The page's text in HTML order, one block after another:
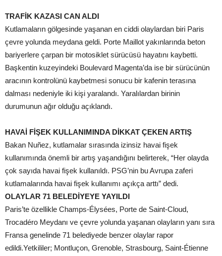
TRAFİK KAZASI CAN ALDI
Kutlamaların gölgesinde yaşanan en ciddi olaylardan biri Paris
çevre yolunda meydana geldi. Porte Maillot yakınlarında beton
bariyerlere çarpan bir motosiklet sürücüsü hayatını kaybetti.
Başkentin kuzeyindeki Boulevard Magenta’da ise bir sürücünün
aracının kontrolünü kaybetmesi sonucu bir kafenin terasına
dalması nedeniyle iki kişi yaralandı. Yaralılardan birinin
durumunun ağır olduğu açıklandı.
HAVAİ FİŞEK KULLANIMINDA DİKKAT ÇEKEN ARTIŞ
Bakan Nuñez, kutlamalar sırasında izinsiz havai fişek
kullanımında önemli bir artış yaşandığını belirterek, “Her olayda
çok sayıda havai fişek kullanıldı. PSG’nin bu Avrupa zaferi
kutlamalarında havai fişek kullanımı açıkça arttı” dedi.
OLAYLAR 71 BELEDİYEYE YAYILDI
Paris’te özellikle Champs-Élysées, Porte de Saint-Cloud,
Trocadéro Meydanı ve çevre yolunda yaşanan olayların yanı sıra
Fransa genelinde 71 belediyede benzer olaylar rapor
edildi.Yetkililer; Montluçon, Grenoble, Strasbourg, Saint-Étienne